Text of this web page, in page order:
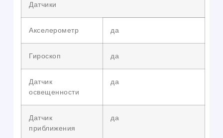
Датчики
Акселерометр да
Гироскоп да
Датчик
освещенности
да
Датчик
приближения
да